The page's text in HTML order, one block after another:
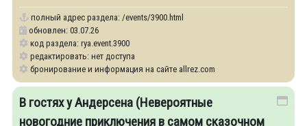
полный адрес раздела: /events/3900.html
обновлен: 03.07.26
код раздела: rya.event.3900
редактировать: нет доступа
бронирование и информация на сайте allrez.com
В гостях у Андерсена (Невероятные
новогодние приключения в самом сказочном